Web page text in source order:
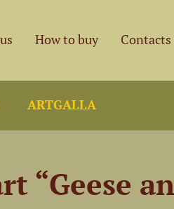
How to buy Contacts
ARTGALLA
“Geese